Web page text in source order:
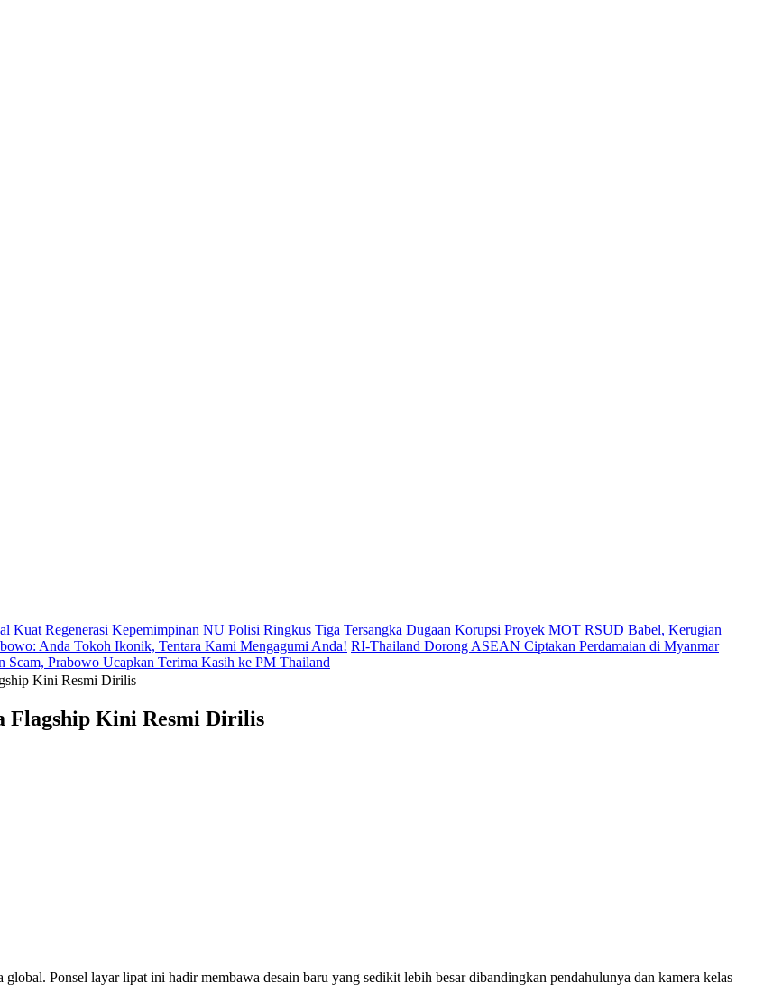
Kuat Regenerasi Kepemimpinan NU Polisi Ringkus Tiga Tersangka Dugaan Korupsi Proyek MOT RSUD Babel, Kerugian
Anda Tokoh Ikonik, Tentara Kami Mengagumi Anda! RI-Thailand Dorong ASEAN Ciptakan Perdamaian di Myanmar
Prabowo Ucapkan Terima Kasih ke PM Thailand
Kini Resmi Dirilis
Flagship Kini Resmi Dirilis
Ponsel layar lipat ini hadir membawa desain baru yang sedikit lebih besar dibandingkan pendahulunya dan kamera kelas